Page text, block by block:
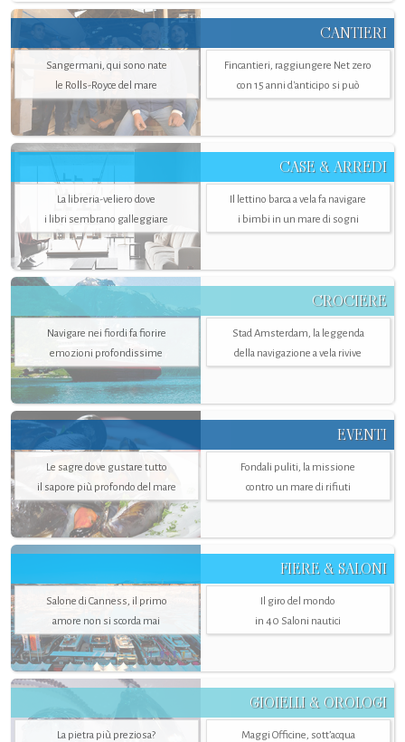
CANTIERI
Sangermani, qui sono nate
le Rolls-Royce del mare
Fincantieri, raggiungere Net zero
con 15 anni d'anticipo si può
CASE & ARREDI
La libreria-veliero dove
i libri sembrano galleggiare
Il lettino barca a vela fa navigare
i bimbi in un mare di sogni
CROCIERE
Navigare nei fiordi fa fiorire
emozioni profondissime
Stad Amsterdam, la leggenda
della navigazione a vela rivive
EVENTI
Le sagre dove gustare tutto
il sapore più profondo del mare
Fondali puliti, la missione
contro un mare di rifiuti
FIERE & SALONI
Salone di Canness, il primo
amore non si scorda mai
Il giro del mondo
in 40 Saloni nautici
GIOIELLI & OROLOGI
La pietra più preziosa?
Maggi Officine, sott’acqua